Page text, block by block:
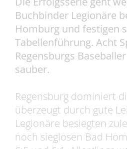
Buchbinder Legionäre
Homburg und festigen
Tabellenführung. Acht
Regensburgs
sauber.
Regensburg dominiert
überzeugt durch gute
Legionäre besiegten
noch sieglosen Bad